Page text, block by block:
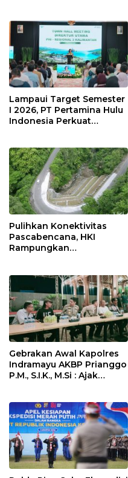
Lampaui Target Semester
I 2026, PT Pertamina Hulu
Indonesia Perkuat
Keselamatan Kerja
Pulihkan Konektivitas
Pascabencana, HKI
Rampungkan
Gebrakan Awal Kapolres
Indramayu AKBP Prianggo
P.M., S.I.K., M.Si : Ajak